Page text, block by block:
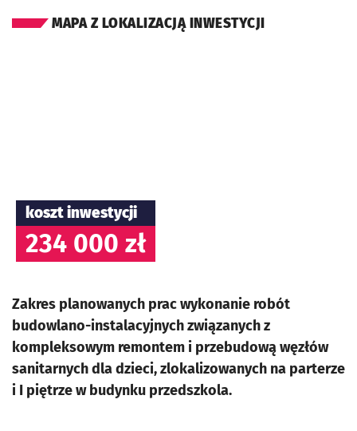
MAPA Z LOKALIZACJĄ INWESTYCJI
koszt inwestycji
234 000 zł
Zakres planowanych prac wykonanie robót
budowlano-instalacyjnych związanych z
kompleksowym remontem i przebudową węzłów
sanitarnych dla dzieci, zlokalizowanych na parterze
i I piętrze w budynku przedszkola.